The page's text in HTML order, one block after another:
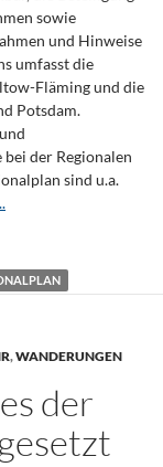
sowie
und Hinweise
umfasst die
Fläming und die
Potsdam.
der Regionalen
sind u.a.
,WANDERUNGEN
der